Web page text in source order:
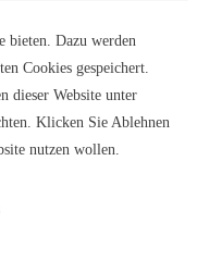
bieten. Dazu werden
Cookies gespeichert.
dieser Website unter
Klicken Sie Ablehnen
nutzen wollen.